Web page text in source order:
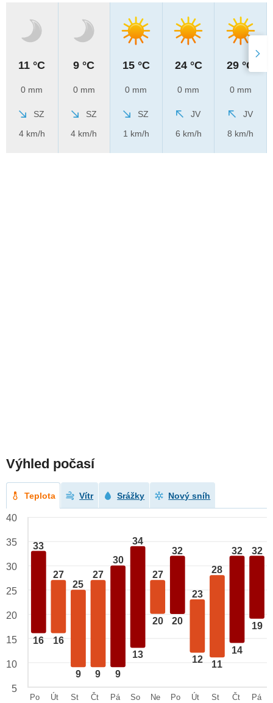
11 °C
0 mm
SZ
4 km/h
9 °C
0 mm
SZ
4 km/h
15 °C
0 mm
SZ
1 km/h
24 °C
0 mm
JV
6 km/h
29 °C
0 mm
JV
8 km/h
Výhled počasí
Teplota Vítr Srážky Nový sníh
33
16
27
16
25
9
27
9
30
9
34
13
27
20
32
20
23
12
28
11
32
14
32
19
40
35
30
25
20
15
10
5
Po
Út
St
Čt
Pá
So
Ne
Po
Út
St
Čt
Pá